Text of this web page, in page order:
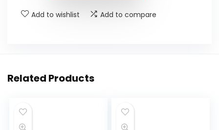
Add to wishlist Add to compare
Related Products